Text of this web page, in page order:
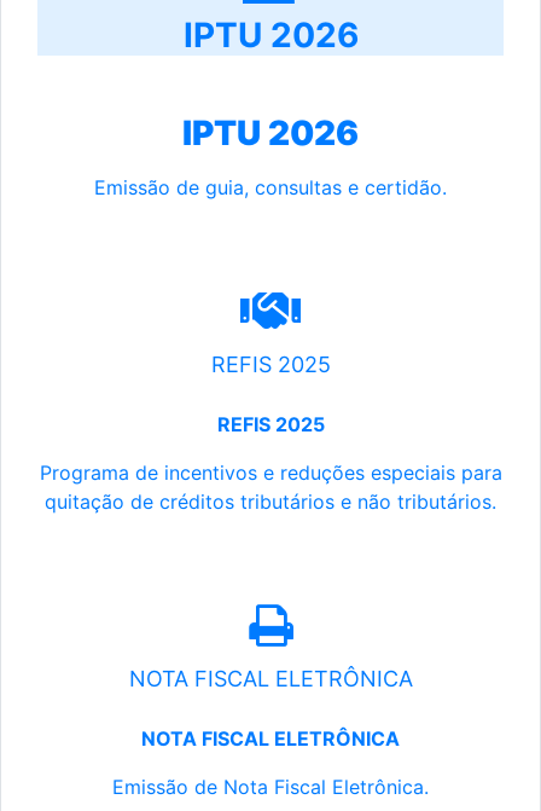
IPTU 2026
IPTU 2026
Emissão de guia, consultas e certidão.
REFIS 2025
REFIS 2025
Programa de incentivos e reduções especiais para
quitação de créditos tributários e não tributários.
NOTA FISCAL ELETRÔNICA
NOTA FISCAL ELETRÔNICA
Emissão de Nota Fiscal Eletrônica.